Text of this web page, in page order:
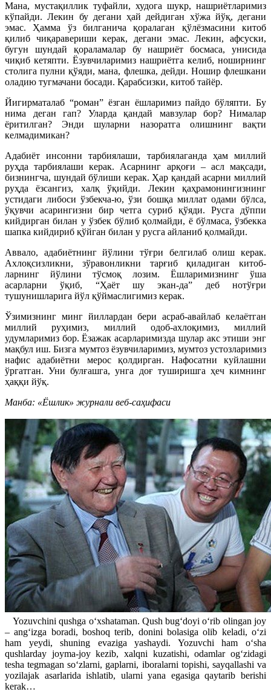
Мана, мустақиллик туфайли, худога шукр, нашриётларимиз
кўпайди. Лекин бу дегани ҳай дейдиган хўжа йўқ, дегани
эмас. Ҳамма ўз билганича қоралаган қўлёзмасини китоб
қилиб чиқаравериши керак, дегани эмас. Лекин, афсуски,
бугун шундай қораламалар бу нашриёт босмаса, унисида
чиқиб кетяпти. Ёзувчиларимиз нашриётга келиб, ноширнинг
столига пулни қўяди, мана, флешка, дейди. Ношир флешкани
оладию тугмачани босади. Қарабсизки, китоб тайёр.
Йигирматалаб “роман” ёзган ёшларимиз пайдо бўляпти. Бу
нима деган гап? Уларда қандай мавзулар бор? Нималар
ёритилган? Энди шуларни назоратга олишнинг вақти
келмадимикан?
Адабиёт инсонни тарбиялаши, тарбиялаганда ҳам миллий
руҳда тарбиялаши керак. Асарнинг арқоғи – асл мақсади,
бизнингча, шундай бўлиши керак. Ҳар қандай асарни миллий
руҳда ёзсангиз, халқ ўқийди. Лекин қаҳрамонингизнинг
устидаги либоси ўзбекча-ю, ўзи бошқа миллат одами бўлса,
ўқувчи асарингизни бир четга суриб қўяди. Русга дўппи
кийдирган билан у ўзбек бўлиб қолмайди, ё бўлмаса, ўзбекка
шапка кийдириб қўйган билан у русга айланиб қолмайди.
Аввало, адабиётнинг йўлини тўғри белгилаб олиш керак.
Ахлоқсизликни, зўравонликни тарғиб қиладиган китоб­
ларнинг йўлини тўсмоқ лозим. Ёшларимизнинг ўша
асарларни ўқиб, “Ҳаёт шу экан-да” деб нотўғри
тушунишларига йўл қўймаслигимиз керак.
Ўзимизнинг минг йиллардан бери асраб-авайлаб келаётган
миллий руҳимиз, миллий одоб-ахлоқимиз, миллий
удумларимиз бор. Ёзажак асарларимизда шулар акс этиши энг
мақбул иш. Бизга мумтоз ёзувчиларимиз, мумтоз устозларимиз
нафис адабиётни мерос қолдирган. Нафосатни куйлашни
ўргатган. Уни булғашга, унга доғ туширишга ҳеч кимнинг
ҳаққи йўқ.
Манба: «Ёшлик» журнали веб-саҳифаси
Yozuvchini qushga o‘xshataman. Qush bug‘doyi o‘rib olingan joy
– ang‘izga boradi, boshoq terib, donini bolasiga olib keladi, o‘zi
ham yeydi, shuning evaziga yashaydi. Yozuvchi ham o‘sha
qushlarday joyma-joy kezib, xalqni kuzatishi, odamlar og‘zidagi
tesha tegmagan so‘zlarni, gaplarni, iboralarni topishi, sayqallashi va
yozilajak asarlarida ishlatib, ularni yana egasiga qaytarib berishi
kerak…